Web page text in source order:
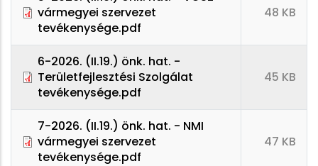
vármegyei szervezet
tevékenysége.pdf
48 KB
6-2026. (II.19.) önk. hat. -
Területfejlesztési Szolgálat
tevékenysége.pdf
45 KB
7-2026. (II.19.) önk. hat. - NMI
vármegyei szervezet
tevékenysége.pdf
47 KB